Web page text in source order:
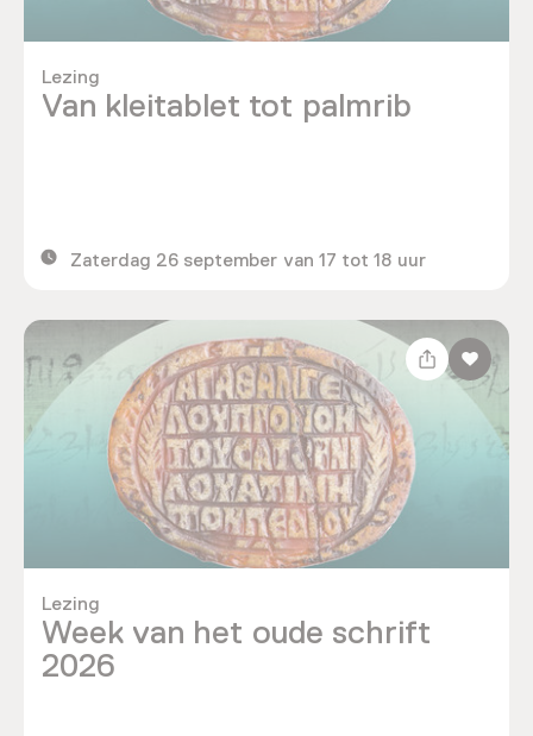
Van kleitablet tot palmrib
Lezing
Zaterdag 26 september van 17 tot 18 uur
Week van het oude schrift
2026
Lezing